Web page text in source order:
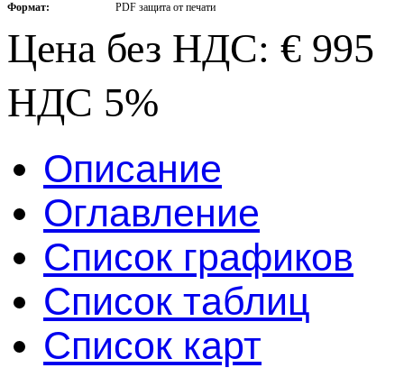
Формат:
PDF защита от печати
Цена без НДС: € 995
НДС 5%
Описание
Оглавление
Список графиков
Список таблиц
Список карт